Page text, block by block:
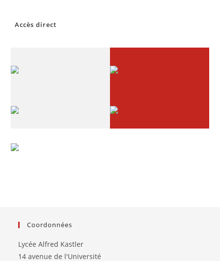
Accès direct
Coordonnées
Lycée Alfred Kastler
14 avenue de l'Université